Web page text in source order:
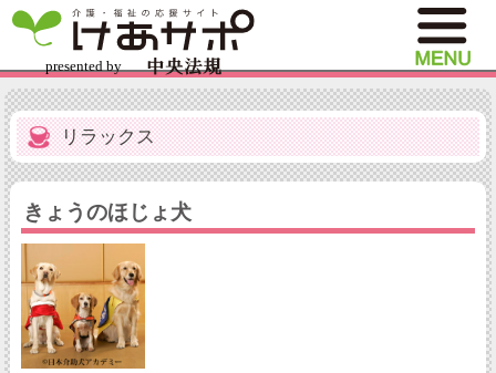
リラックス
きょうのほじょ犬